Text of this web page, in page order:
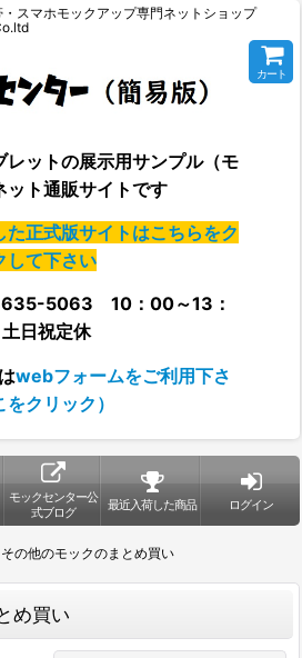
スマホモックアップ専門ネットショップ
ットの展示用サンプル（モ
ット通販サイトです
正式版サイトはこちらをク
して下さい
5063 10：00～13：
日祝定休
webフォームをご利用下さ
クリック）
カート
モックセンター公
式ブログ
最近入荷した商品 ログイン
その他のモックのまとめ買い
め買い